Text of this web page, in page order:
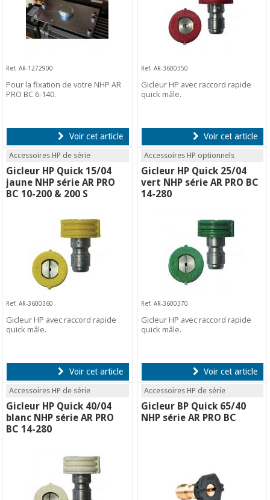
Ref. AR-1272900
Pour la fixation de votre NHP AR
PRO BC 6-140.
Voir cet article
Ref. AR-3600350
Gicleur HP avec raccord rapide
quick mâle.
Voir cet article
Accessoires HP de série
Gicleur HP Quick 15/04
jaune NHP série AR PRO
BC 10-200 & 200 S
Ref. AR-3600360
Gicleur HP avec raccord rapide
quick mâle.
Voir cet article
Accessoires HP optionnels
Gicleur HP Quick 25/04
vert NHP série AR PRO BC
14-280
Ref. AR-3600370
Gicleur HP avec raccord rapide
quick mâle.
Voir cet article
Accessoires HP de série
Gicleur HP Quick 40/04
blanc NHP série AR PRO
BC 14-280
Accessoires HP de série
Gicleur BP Quick 65/40
NHP série AR PRO BC